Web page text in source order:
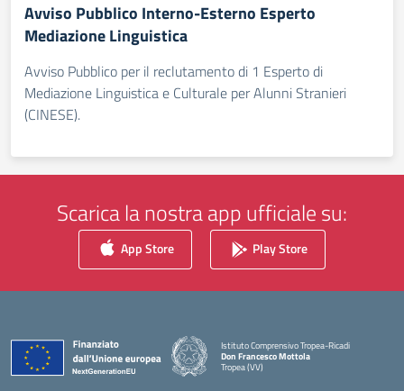
Avviso Pubblico Interno-Esterno Esperto
Mediazione Linguistica
Avviso Pubblico per il reclutamento di 1 Esperto di
Mediazione Linguistica e Culturale per Alunni Stranieri
(CINESE).
Scarica la nostra app ufficiale su:
App Store Play Store
Istituto Comprensivo Tropea-Ricadi
Don Francesco Mottola
Tropea (VV)
— Visita la pagina iniziale della scuola